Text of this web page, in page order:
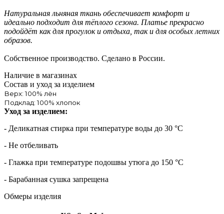
Натуральная льняная ткань обеспечивает комфорт и
идеально подходит для тёплого сезона. Платье прекрасно
подойдёт как для прогулок и отдыха, так и для особых летних
образов.
Собственное производство. Сделано в России.
Наличие в магазинах
Состав и уход за изделием
Верх: 100% лён
Подклад: 100% хлопок
Уход за изделием:
- Деликатная стирка при температуре воды до 30 °C
- Не отбеливать
- Глажка при температуре подошвы утюга до 150 °C
- Барабанная сушка запрещена
Обмеры изделия